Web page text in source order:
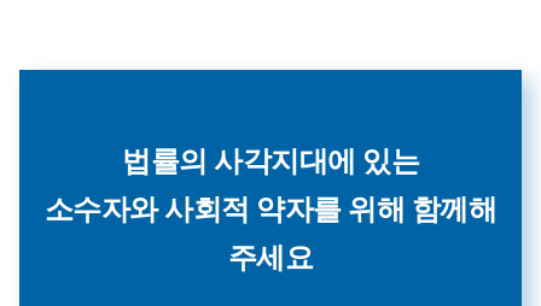
법률의 사각지대에 있는
소수자와 사회적 약자를 위해 함께해
주세요